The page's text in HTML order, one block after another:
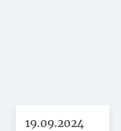
19.09.2024